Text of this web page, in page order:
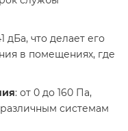
дБа, что делает его
в помещениях, где
: от 0 до 160 Па,
различным системам